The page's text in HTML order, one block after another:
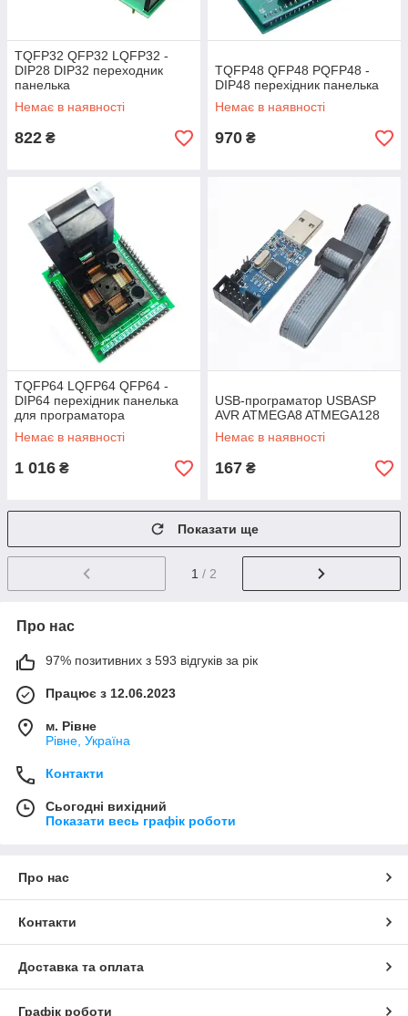
TQFP32 QFP32 LQFP32 -
DIP28 DIP32 переходник
панелька
Немає в наявності
822 ₴
TQFP48 QFP48 PQFP48 -
DIP48 перехідник панелька
Немає в наявності
970 ₴
TQFP64 LQFP64 QFP64 -
DIP64 перехідник панелька
для програматора
Немає в наявності
1 016 ₴
USB-програматор USBASP
AVR ATMEGA8 ATMEGA128
Немає в наявності
167 ₴
Показати ще
1 / 2
Про нас
97% позитивних з 593 відгуків за рік
Працює з 12.06.2023
м. Рівне
Рівне, Україна
Контакти
Сьогодні вихідний
Показати весь графік роботи
Про нас
Контакти
Доставка та оплата
Графік роботи